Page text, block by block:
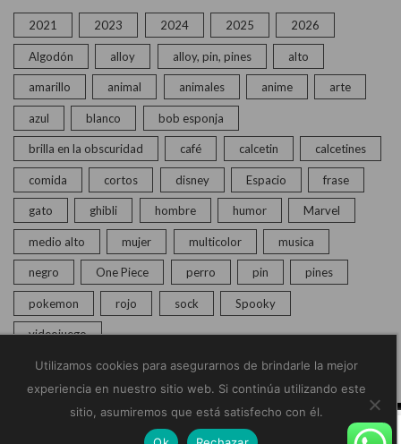
2021 2023 2024 2025 2026
Algodón alloy alloy, pin, pines alto
amarillo animal animales anime arte
azul blanco bob esponja
brilla en la obscuridad café calcetin calcetines
comida cortos disney Espacio frase
gato ghibli hombre humor Marvel
medio alto mujer multicolor musica
negro One Piece perro pin pines
pokemon rojo sock Spooky
videojuego
© Copyright 2020 – 2025 | Monkey Socks | Todos los
Utilizamos cookies para asegurarnos de brindarle la mejor
experiencia en nuestro sitio web. Si continúa utilizando este
sitio, asumiremos que está satisfecho con él.